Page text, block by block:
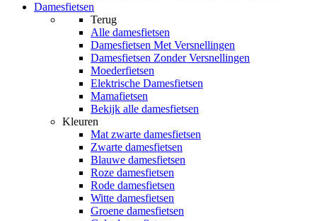
Damesfietsen
Terug
Alle damesfietsen
Damesfietsen Met Versnellingen
Damesfietsen Zonder Versnellingen
Moederfietsen
Elektrische Damesfietsen
Mamafietsen
Bekijk alle damesfietsen
Kleuren
Mat zwarte damesfietsen
Zwarte damesfietsen
Blauwe damesfietsen
Roze damesfietsen
Rode damesfietsen
Witte damesfietsen
Groene damesfietsen